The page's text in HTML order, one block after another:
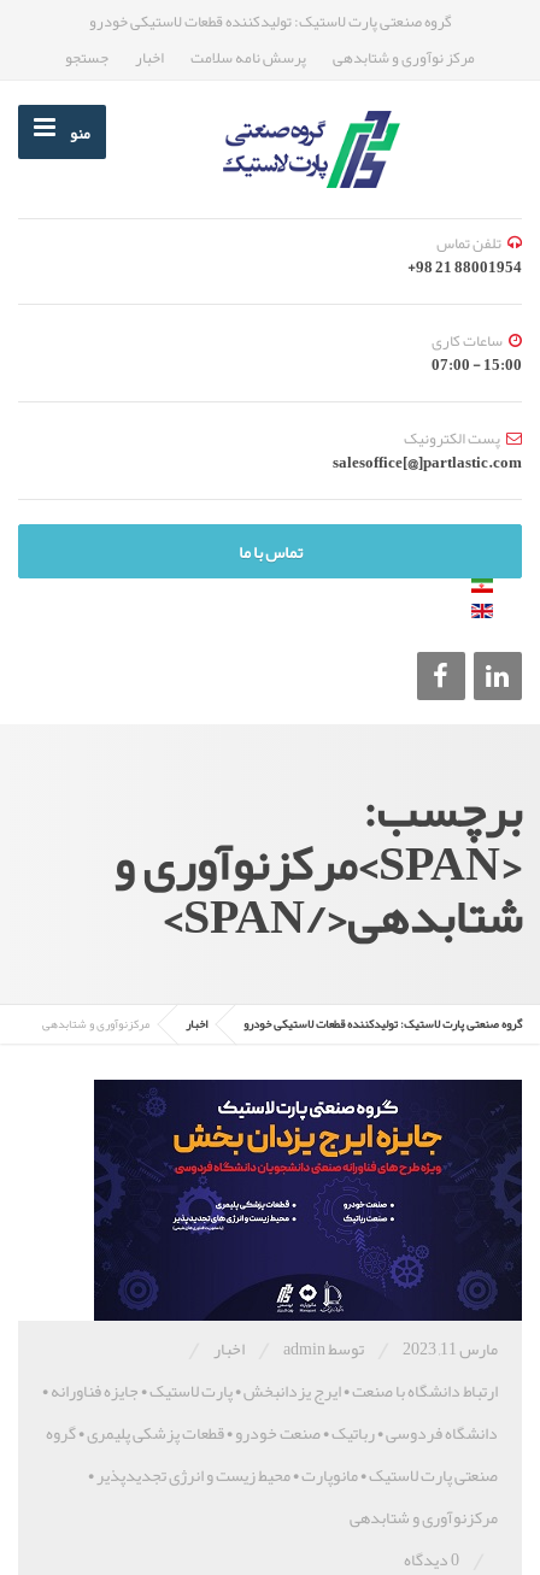
گروه صنعتی پارت لاستیک: تولیدکننده قطعات لاستیکی خودرو
مرکز نوآوری و شتابدهی
پرسش نامه سلامت اخبار جستجو
منو
تلفن تماس
88001954 21 98+
ساعات کاری
15:00 - 07:00
پست الکترونیک
salesoffice[@]partlastic.com
تماس با ما
برچسب:
<SPAN>مرکزنوآوری و
شتابدهی</SPAN>
گروه صنعتی پارت لاستیک: تولیدکننده قطعات لاستیکی خودرو اخبار مرکزنوآوری و شتابدهی
مارس 11, 2023 توسط admin اخبار
ارتباط دانشگاه با صنعت•ایرج یزدانبخش•پارت لاستیک•جایزه فناورانه•
دانشگاه فردوسی•رباتیک•صنعت خودرو•قطعات پزشکی پلیمری•گروه
صنعتی پارت لاستیک•مانوپارت•محیط زیست و انرژی تجدیدپذیر•
مرکزنوآوری و شتابدهی
0 دیدگاه